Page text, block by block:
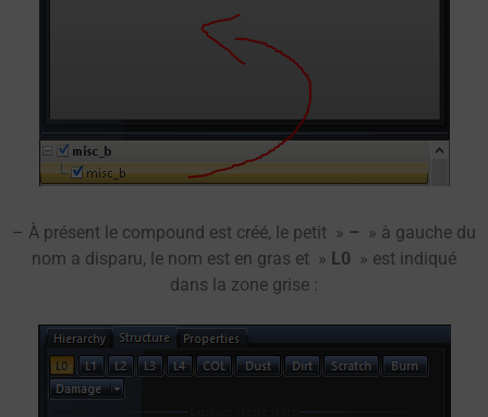
– À présent le compound est créé, le petit » – » à gauche du
nom a disparu, le nom est en gras et » L0 » est indiqué
dans la zone grise :